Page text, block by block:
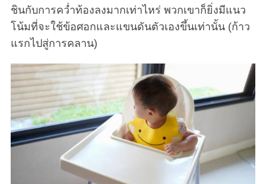
ชินกับการคว่ำท้องลงมากเท่าไหร่ พวกเขาก็ยิ่งมีแนว
โน้มที่จะใช้ข้อศอกและแขนดันตัวเองขึ้นเท่านั้น (ก้าว
แรกไปสู่การคลาน)